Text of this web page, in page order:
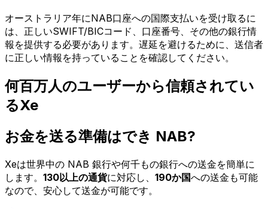
オーストラリア年にNAB口座への国際支払いを受け取るに
は、正しいSWIFT/BICコード、口座番号、その他の銀行情
報を提供する必要があります。遅延を避けるために、送信者
に正しい情報を持っていることを確認してください。
何百万人のユーザーから信頼されてい
るXe
お金を送る準備はでき NAB?
Xeは世界中の NAB 銀行や何千もの銀行への送金を簡単に
します。 130以上の通貨に対応し、 190か国への送金も可能
なので、安心して送金が可能です。